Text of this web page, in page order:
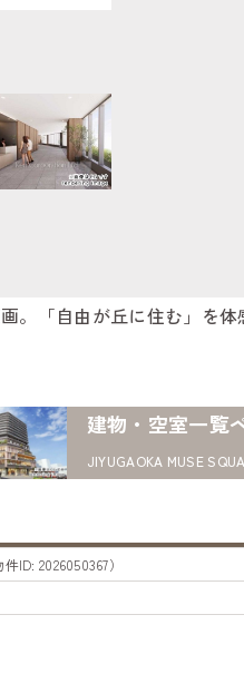
。「自由が丘に住む」を体
建物・空室一覧
JIYUGAOKA MUSE
ID: 2026050367）